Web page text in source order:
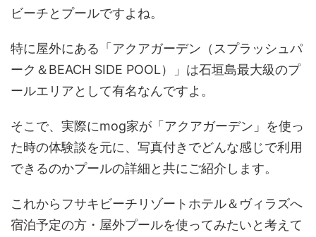
ビーチとプールですよね。
特に屋外にある「アクアガーデン（スプラッシュパ
ーク＆BEACH SIDE POOL）」は石垣島最大級のプ
ールエリアとして有名なんですよ。
そこで、実際にmog家が「アクアガーデン」を使っ
た時の体験談を元に、写真付きでどんな感じで利用
できるのかプールの詳細と共にご紹介します。
これからフサキビーチリゾートホテル＆ヴィラズへ
宿泊予定の方・屋外プールを使ってみたいと考えて